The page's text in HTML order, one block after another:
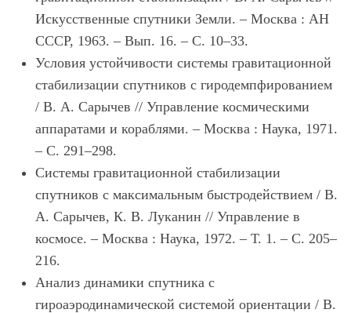
Искусственные спутники Земли. – Москва : АН
СССР, 1963. – Вып. 16. – С. 10–33.
Условия устойчивости системы гравитационной
стабилизации спутников с гиродемпфированием
/ В. А. Сарычев // Управление космическими
аппаратами и кораблями. – Москва : Наука, 1971.
– С. 291–298.
Системы гравитационной стабилизации
спутников с максимальным быстродействием / В.
А. Сарычев, К. В. Луканин // Управление в
космосе. – Москва : Наука, 1972. – Т. 1. – С. 205–
216.
Анализ динамики спутника с
гироаэродинамической системой ориентации / В.